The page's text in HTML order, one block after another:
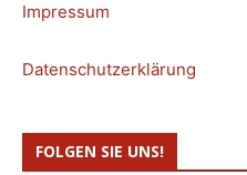
Impressum
Datenschutzerklärung
FOLGEN SIE UNS!